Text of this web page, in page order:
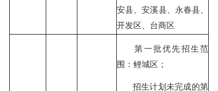
安县、安溪县、永春县、
开发区、台商区
第一批优先招生范
围：鲤城区；
招生计划未完成的第